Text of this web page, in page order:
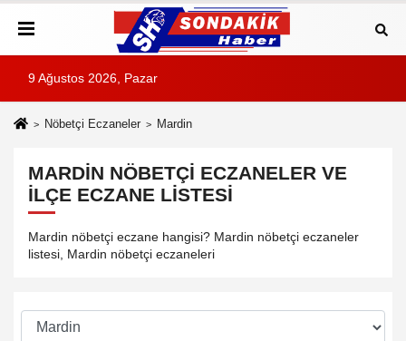
9 Ağustos 2026, Pazar
Nöbetçi Eczaneler Mardin
MARDIN NÖBETÇI ECZANELER VE
İLÇE ECZANE LISTESI
Mardin nöbetçi eczane hangisi? Mardin nöbetçi eczaneler
listesi, Mardin nöbetçi eczaneleri